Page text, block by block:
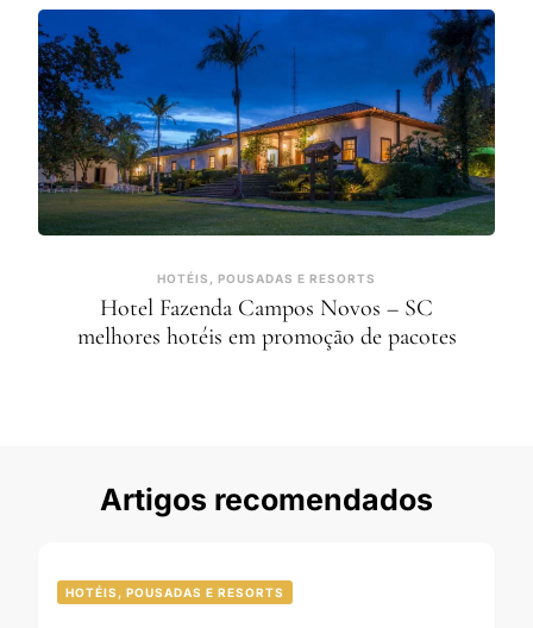
HOTÉIS, POUSADAS E RESORTS
Hotel Fazenda Campos Novos – SC
melhores hotéis em promoção de pacotes
Artigos recomendados
HOTÉIS, POUSADAS E RESORTS